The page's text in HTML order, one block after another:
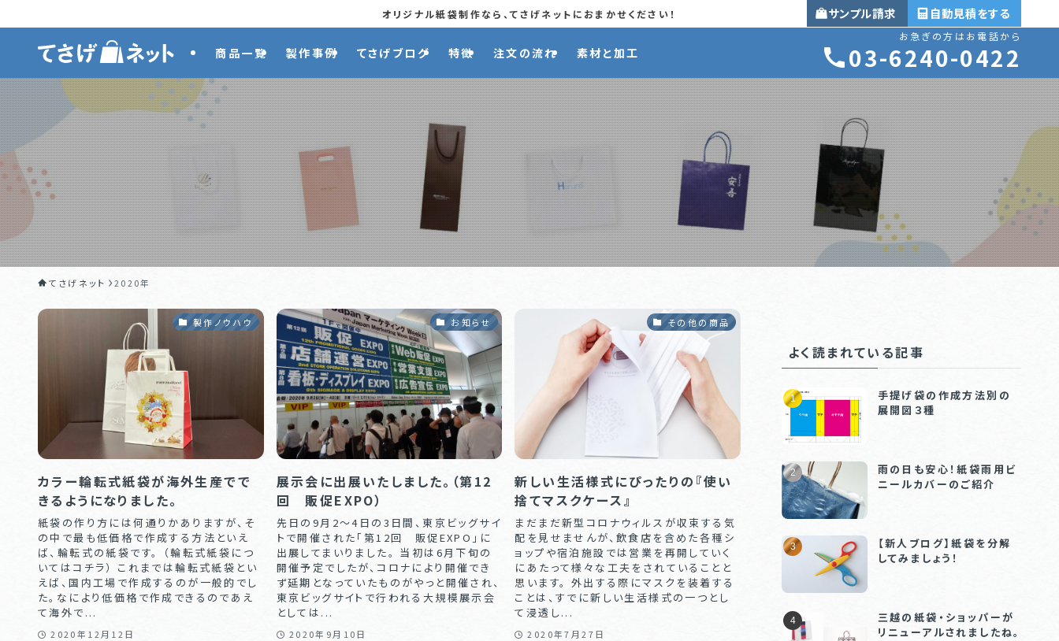
オリジナル紙袋制作なら、てさげネットにおまかせください！
商品一覧 製作事例 てさげブログ 特徴 注文の流れ 素材と加工
お急ぎの方はお電話から
03-6240-0422
サンプル 自動見積
てさげネット 2020年
製作ノウハウ
カラー輪転式紙袋が海外生産でで
きるようになりました。
紙袋の作り方には何通りかありますが、そ
の中で最も低価格で作成する方法といえ
ば、輪転式の紙袋です。 （輪転式紙袋につ
いてはコチラ） これまでは輪転式紙袋とい
えば、国内工場で作成するのが一般的でし
た。なにより低価格で作成できるのであえ
て海外で...
2020年12月12日
お知らせ
展示会に出展いたしました。（第12
回 販促EXPO）
先日の9月2〜4日の3日間、東京ビッグサイ
トで開催された「第12回 販促EXPO」に
出展してまいりました。 当初は6月下旬の
開催予定でしたが、コロナにより開催でき
ず延期となっていたものがやっと開催され、
東京ビッグサイトで行われる大規模展示会
としては...
2020年9月10日
その他の商品
新しい生活様式にぴったりの『使い
捨てマスクケース』
まだまだ新型コロナウィルスが収束する気
配を見せませんが、飲食店を含めた各種シ
ョップや宿泊施設では営業を再開していく
にあたって様々な工夫をされていることと
思います。 外出する際にマスクを装着する
ことは、すでに新しい生活様式の一つとし
て浸透し...
2020年7月27日
よく読まれている記事
手提げ袋の作成方法別の
展開図３種
雨の日も安心！紙袋雨用ビ
ニールカバーのご紹介
【新人ブログ】紙袋を分解
してみましょう！
三越の紙袋・ショッパーが
リニューアルされましたね。